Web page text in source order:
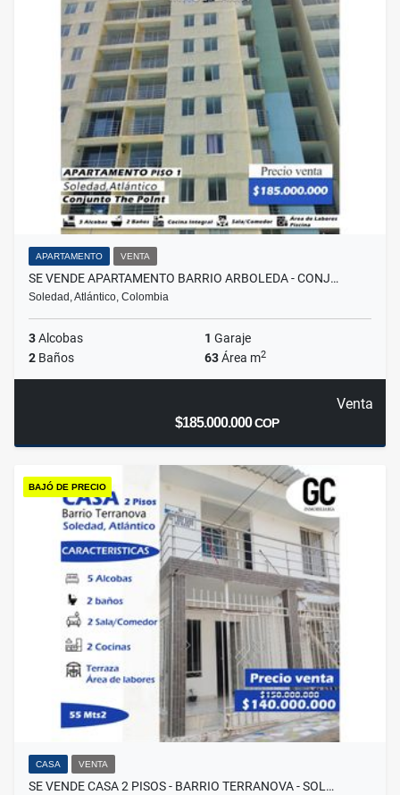
APARTAMENTO VENTA
SE VENDE APARTAMENTO BARRIO ARBOLEDA - CONJ…
Soledad, Atlántico, Colombia
3Alcobas 1 Garaje
2 Baños 63Área m2
Venta
$185.000.000COP
BAJÓ DE PRECIO
CASA VENTA
SE VENDE CASA 2 PISOS - BARRIO TERRANOVA - SOL…